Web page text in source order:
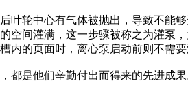
轮中心有气体被抛出，导致不能
间灌满，这一步骤被称之为灌泵
内的页面时，离心泵启动前则不需要
都是他们辛勤付出而得来的先进成果